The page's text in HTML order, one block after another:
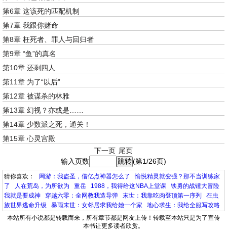
第6章 这该死的匹配机制
第7章 我跟你赌命
第8章 枉死者、罪人与回归者
第9章 “鱼”的真名
第10章 还剩四人
第11章 为了“以后”
第12章 被谋杀的林雅
第13章 幻视？亦或是……
第14章 少数派之死，通关！
第15章 心灵宫殿
下一页 尾页
输入页数
(第1/26页)
猜你喜欢： 网游：我盗圣，借亿点神器怎么了
愉悦精灵就变强？那不当训练家
了
人在荒岛，为所欲为 重岳 1988，我得给这NBA上堂课
铁勇的战锤大冒险
我就是要成神
穿越六零：全网教我造导弹 末世：我靠吃肉登顶第一序列
在虫
族世界逃命升级
暴雨末世：女邻居求我给她一个家
地心求生：我给全服写攻略
本站所有小说都是转载而来，所有章节都是网友上传！转载至本站只是为了宣传
本书让更多读者欣赏。